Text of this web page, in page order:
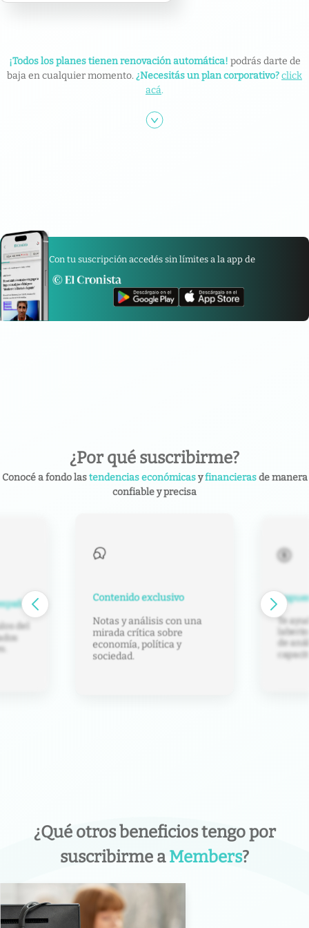
¡Todos los planes tienen renovación automática! podrás darte de
baja en cualquier momento. ¿Necesitás un plan corporativo?click
acá.
Con tu suscripción accedés sin límites a la app de
¿Por qué suscribirme?
Conocé a fondo lastendencias económicasyfinancierasde manera
confiable y precisa
del
Contenido exclusivo
Notas y análisis con una
mirada crítica sobre
economía, política y
sociedad.
Te
de
¿Qué otros beneficios tengo por
suscribirme aMembers?